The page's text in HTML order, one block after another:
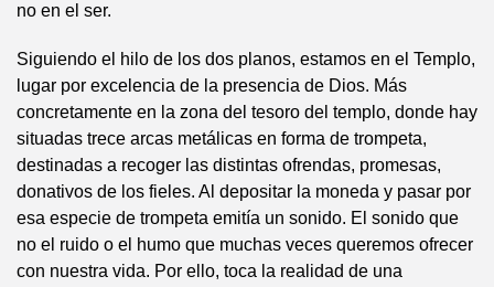
no en el ser.
Siguiendo el hilo de los dos planos, estamos en el Templo,
lugar por excelencia de la presencia de Dios. Más
concretamente en la zona del tesoro del templo, donde hay
situadas trece arcas metálicas en forma de trompeta,
destinadas a recoger las distintas ofrendas, promesas,
donativos de los fieles. Al depositar la moneda y pasar por
esa especie de trompeta emitía un sonido. El sonido que
no el ruido o el humo que muchas veces queremos ofrecer
con nuestra vida. Por ello, toca la realidad de una